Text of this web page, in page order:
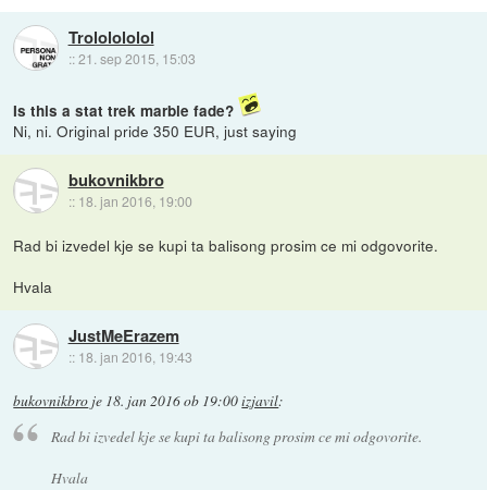
Trololololol
::21. sep 2015, 15:03
Is this a stat trek marble fade?
Ni, ni. Original pride 350 EUR, just saying
bukovnikbro
:: 18. jan 2016, 19:00
Rad bi izvedel kje se kupi ta balisong prosim ce mi odgovorite.
Hvala
JustMeErazem
:: 18. jan 2016, 19:43
bukovnikbro je 18. jan 2016 ob 19:00izjavil:
Rad bi izvedel kje se kupi ta balisong prosim ce mi odgovorite.
Hvala